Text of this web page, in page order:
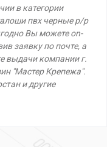
в категории
пвх черные р/р
Вы можете on-
заявку по почте, а
выдачи компании г.
"Мастер Крепежа".
и другие